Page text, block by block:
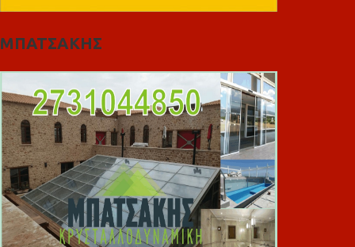
ΜΠΑΤΣΑΚΗΣ